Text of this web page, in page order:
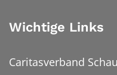
Wichtige Links
Caritasverband